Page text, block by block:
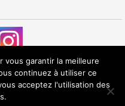
vous garantir la meilleure
continuez à utiliser ce
acceptez l'utilisation des